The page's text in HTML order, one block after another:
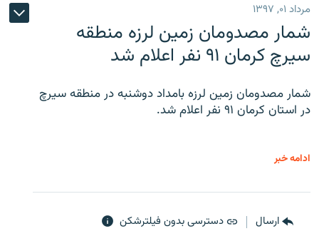
مرداد ۰۱, ۱۳۹۷
شمار مصدومان زمین لرزه منطقه
سیرچ کرمان ۹۱ نفر اعلام شد
شمار مصدومان زمین لرزه بامداد دوشنبه در منطقه سیرچ
در استان کرمان ۹۱ نفر اعلام شد.
ادامه خبر
ارسال دسترسی بدون فیلترشکن